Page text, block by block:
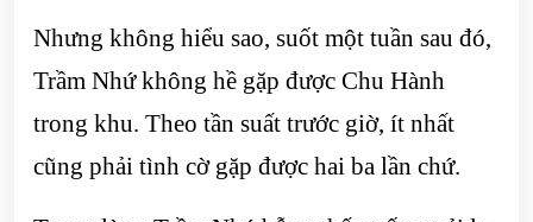
Nhưng không hiểu sao, suốt một tuần sau đó,
Trầm Nhứ không hề gặp được Chu Hành
trong khu. Theo tần suất trước giờ, ít nhất
cũng phải tình cờ gặp được hai ba lần chứ.